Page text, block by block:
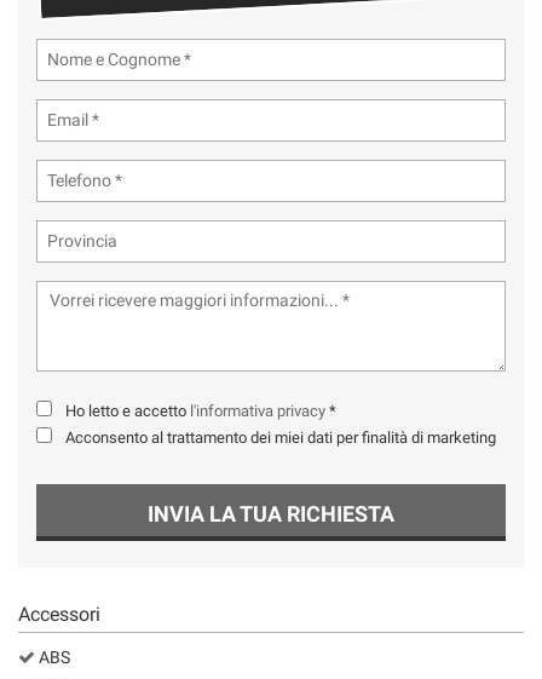
Ho letto e accetto l'informativa privacy *
Acconsento al trattamento dei miei dati per finalità di marketing
INVIA LA TUA RICHIESTA
Accessori
ABS